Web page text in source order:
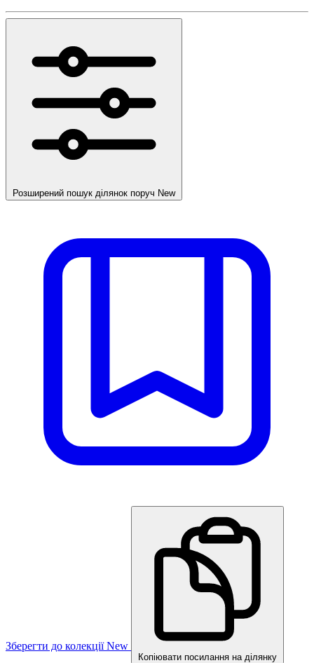
Розширений пошук ділянок поруч New
Зберегти до колекції New
Копіювати посилання на ділянку